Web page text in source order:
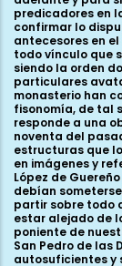
predicadores en
confirmar lo
antecesores en
todo vínculo que
siendo la orden
particulares
monasterio han
fisonomía, de tal
responde a una
noventa del
estructuras que
en imágenes y
López de
debían
partir sobre todo
estar alejado de
poniente de
San Pedro de las
autosuficientes y